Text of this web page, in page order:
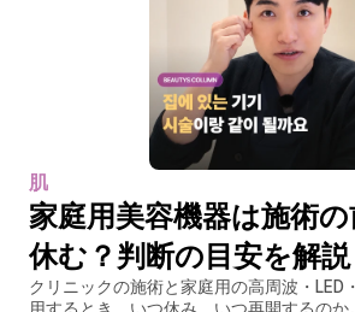
肌
家庭用美容機器は施術
休む？判断の目安を解説
クリニックの施術と家庭用の高周波・LED